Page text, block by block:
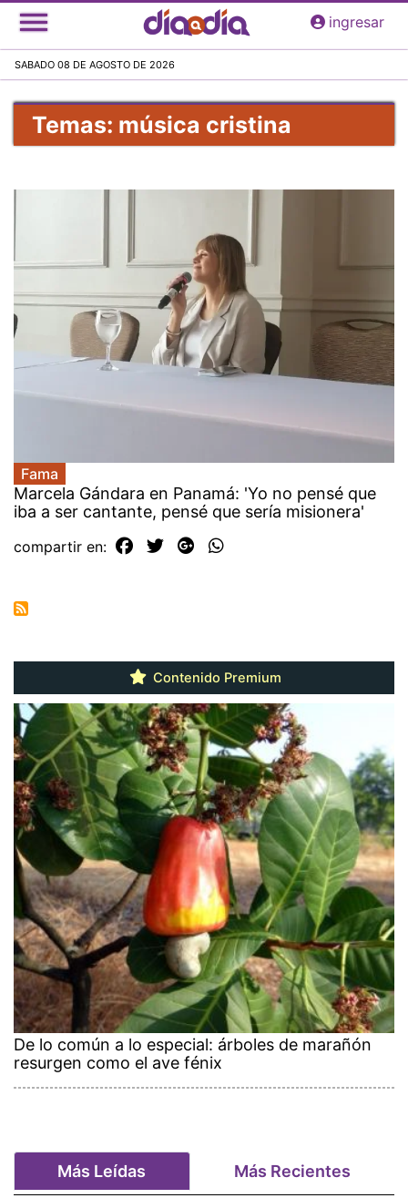
Pasar
al
principal
ingresar
SABADO 08 DE AGOSTO DE 2026
Temas: música cristina
Fama
Marcela Gándara en Panamá: 'Yo no pensé que
iba a ser cantante, pensé que sería misionera'
compartir en:
Contenido Premium
De lo común a lo especial: árboles de marañón
resurgen como el ave fénix
Más Leídas Más Recientes